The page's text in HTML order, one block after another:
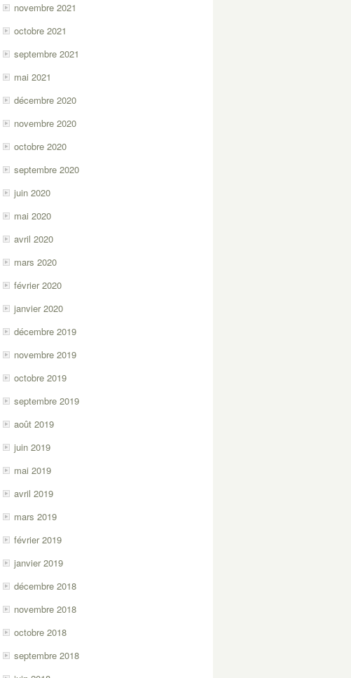
novembre 2021
octobre 2021
septembre 2021
mai 2021
décembre 2020
novembre 2020
octobre 2020
septembre 2020
juin 2020
mai 2020
avril 2020
mars 2020
février 2020
janvier 2020
décembre 2019
novembre 2019
octobre 2019
septembre 2019
août 2019
juin 2019
mai 2019
avril 2019
mars 2019
février 2019
janvier 2019
décembre 2018
novembre 2018
octobre 2018
septembre 2018